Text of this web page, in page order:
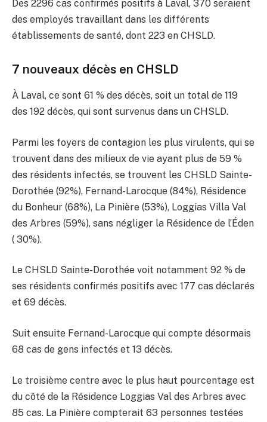
Des 2296 cas confirmés positifs à Laval, 370 seraient
des employés travaillant dans les différents
établissements de santé, dont 223 en CHSLD.
7 nouveaux décès en CHSLD
À Laval, ce sont 61 % des décès, soit un total de 119
des 192 décès, qui sont survenus dans un CHSLD.
Parmi les foyers de contagion les plus virulents, qui se
trouvent dans des milieux de vie ayant plus de 59 %
des résidents infectés, se trouvent les CHSLD Sainte-
Dorothée (92%), Fernand-Larocque (84%), Résidence
du Bonheur (68%), La Pinière (53%), Loggias Villa Val
des Arbres (59%), sans négliger la Résidence de l’Éden
( 30%).
Le CHSLD Sainte-Dorothée voit notamment 92 % de
ses résidents confirmés positifs avec 177 cas déclarés
et 69 décès.
Suit ensuite Fernand-Larocque qui compte désormais
68 cas de gens infectés et 13 décès.
Le troisième centre avec le plus haut pourcentage est
du côté de la Résidence Loggias Val des Arbres avec
85 cas. La Pinière compterait 63 personnes testées